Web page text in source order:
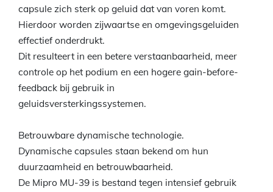
capsule zich sterk op geluid dat van voren komt.
Hierdoor worden zijwaartse en omgevingsgeluiden
effectief onderdrukt.
Dit resulteert in een betere verstaanbaarheid, meer
controle op het podium en een hogere gain-before-
feedback bij gebruik in
geluidsversterkingssystemen.
Betrouwbare dynamische technologie.
Dynamische capsules staan bekend om hun
duurzaamheid en betrouwbaarheid.
De Mipro MU-39 is bestand tegen intensief gebruik